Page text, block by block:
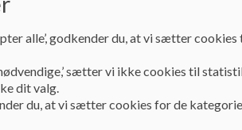
udfordringer i skolen indgår der
til i meddelelsesbogen
alle’, godkender du, at vi sætter
sætter vi ikke cookies til
dit valg.
du, at vi sætter cookies for de